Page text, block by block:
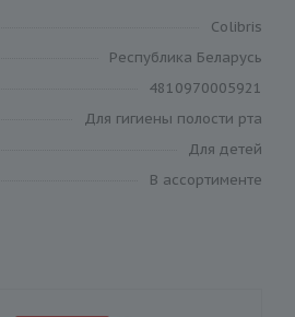
Colibris
Республика Беларусь
4810970005921
Для гигиены полости рта
Для детей
В ассортименте